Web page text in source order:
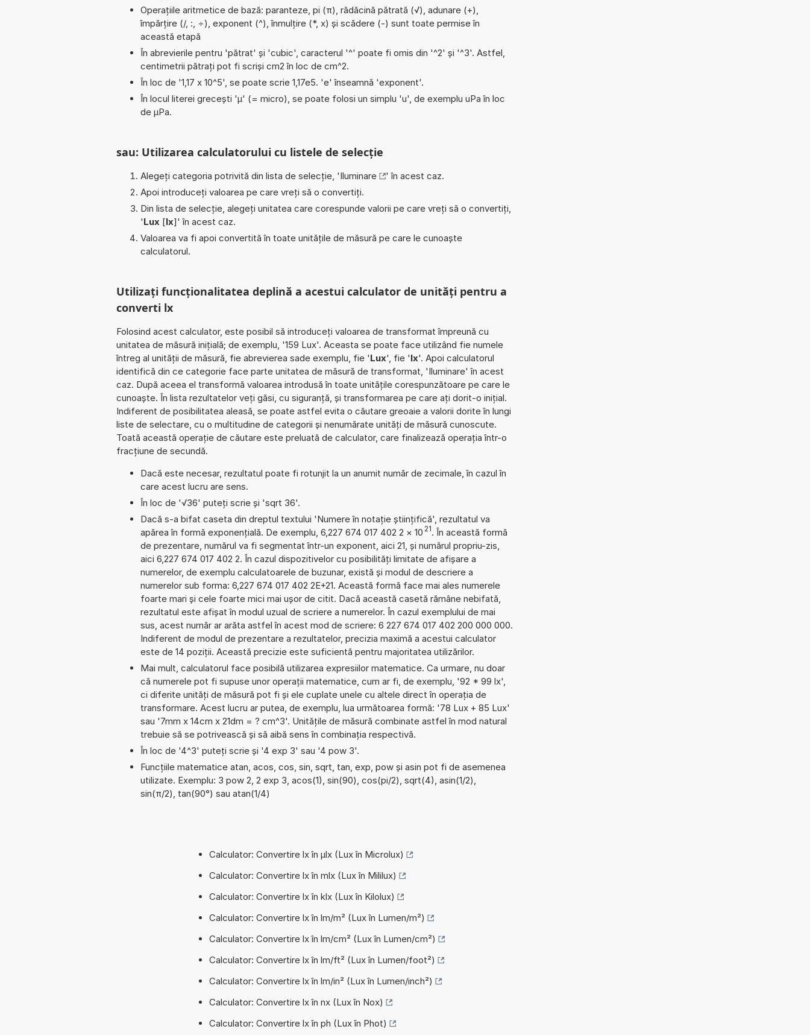
Operațiile aritmetice de bază: paranteze, pi (π), rădăcină pătrată (√), adunare (+),
împărțire (/, :, ÷), exponent (^), înmulțire (*, x) și scădere (-) sunt toate permise în
această etapă
În abrevierile pentru 'pătrat' și 'cubic', caracterul '^' poate fi omis din '^2' și '^3'. Astfel,
centimetrii pătrați pot fi scriși cm2 în loc de cm^2.
În loc de '1,17 x 10^5', se poate scrie 1,17e5. 'e' înseamnă 'exponent'.
În locul literei grecești 'µ' (= micro), se poate folosi un simplu 'u', de exemplu uPa în loc
de µPa.
sau: Utilizarea calculatorului cu listele de selecție
Alegeți categoria potrivită din lista de selecție, 'Iluminare
' în acest caz.
Apoi introduceți valoarea pe care vreți să o convertiți.
Din lista de selecție, alegeți unitatea care corespunde valorii pe care vreți să o convertiți,
'Lux [lx]' în acest caz.
Valoarea va fi apoi convertită în toate unitățile de măsură pe care le cunoaște
calculatorul.
Utilizați funcționalitatea deplină a acestui calculator de unități pentru a
converti lx
Folosind acest calculator, este posibil să introduceți valoarea de transformat împreună cu
unitatea de măsură inițială; de exemplu, '159 Lux'. Aceasta se poate face utilizând fie numele
întreg al unității de măsură, fie abrevierea sade exemplu, fie 'Lux', fie 'lx'. Apoi calculatorul
identifică din ce categorie face parte unitatea de măsură de transformat, 'Iluminare' în acest
caz. După aceea el transformă valoarea introdusă în toate unitățile corespunzătoare pe care le
cunoaște. În lista rezultatelor veți găsi, cu siguranță, și transformarea pe care ați dorit-o inițial.
Indiferent de posibilitatea aleasă, se poate astfel evita o căutare greoaie a valorii dorite în lungi
liste de selectare, cu o multitudine de categorii și nenumărate unități de măsură cunoscute.
Toată această operație de căutare este preluată de calculator, care finalizează operația într-o
fracțiune de secundă.
Dacă este necesar, rezultatul poate fi rotunjit la un anumit număr de zecimale, în cazul în
care acest lucru are sens.
În loc de '√36' puteți scrie și 'sqrt 36'.
Dacă s-a bifat caseta din dreptul textului 'Numere în notație științifică', rezultatul va
apărea în formă exponențială. De exemplu, 6,227 674 017 402 2 × 10 21. În această formă
de prezentare, numărul va fi segmentat într-un exponent, aici 21, și numărul propriu-zis,
aici 6,227 674 017 402 2. În cazul dispozitivelor cu posibilități limitate de afișare a
numerelor, de exemplu calculatoarele de buzunar, există și modul de descriere a
numerelor sub forma: 6,227 674 017 402 2E+21. Această formă face mai ales numerele
foarte mari și cele foarte mici mai ușor de citit. Dacă această casetă rămâne nebifată,
rezultatul este afișat în modul uzual de scriere a numerelor. În cazul exemplului de mai
sus, acest număr ar arăta astfel în acest mod de scriere: 6 227 674 017 402 200 000 000.
Indiferent de modul de prezentare a rezultatelor, precizia maximă a acestui calculator
este de 14 poziții. Această precizie este suficientă pentru majoritatea utilizărilor.
Mai mult, calculatorul face posibilă utilizarea expresiilor matematice. Ca urmare, nu doar
că numerele pot fi supuse unor operații matematice, cum ar fi, de exemplu, '92 * 99 lx',
ci diferite unități de măsură pot fi și ele cuplate unele cu altele direct în operația de
transformare. Acest lucru ar putea, de exemplu, lua următoarea formă: '78 Lux + 85 Lux'
sau '7mm x 14cm x 21dm = ? cm^3'. Unitățile de măsură combinate astfel în mod natural
trebuie să se potrivească și să aibă sens în combinația respectivă.
În loc de '4^3' puteți scrie și '4 exp 3' sau '4 pow 3'.
Funcțiile matematice atan, acos, cos, sin, sqrt, tan, exp, pow și asin pot fi de asemenea
utilizate. Exemplu: 3 pow 2, 2 exp 3, acos(1), sin(90), cos(pi/2), sqrt(4), asin(1/2),
sin(π/2), tan(90°) sau atan(1/4)
Calculator: Convertire lx în µlx (Lux în Microlux)
Calculator: Convertire lx în mlx (Lux în Mililux)
Calculator: Convertire lx în klx (Lux în Kilolux)
Calculator: Convertire lx în lm/m² (Lux în Lumen/m²)
Calculator: Convertire lx în lm/cm² (Lux în Lumen/cm²)
Calculator: Convertire lx în lm/ft² (Lux în Lumen/foot²)
Calculator: Convertire lx în lm/in² (Lux în Lumen/inch²)
Calculator: Convertire lx în nx (Lux în Nox)
Calculator: Convertire lx în ph (Lux în Phot)